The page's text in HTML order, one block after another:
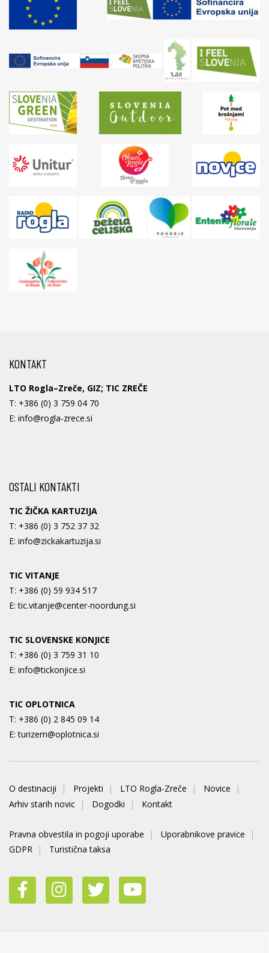
KONTAKT
LTO Rogla–Zreče, GIZ; TIC ZREČE
T: +386 (0) 3 759 04 70
E: info@rogla-zrece.si
OSTALI KONTAKTI
TIC ŽIČKA KARTUZIJA
T: +386 (0) 3 752 37 32
E: info@zickakartuzija.si
TIC VITANJE
T: +386 (0) 59 934 517
E:tic.vitanje@center-noordung.si
TIC SLOVENSKE KONJICE
T: +386 (0) 3 759 31 10
E: info@tickonjice.si
TIC OPLOTNICA
T: +386 (0) 2 845 09 14
E:turizem@oplotnica.si
O destinaciji Projekti LTO Rogla-Zreče
Novice
Arhiv starih novic
Dogodki Kontakt
Pravna obvestila in pogoji uporabe
Uporabnikove pravice
GDPR
Turistična taksa